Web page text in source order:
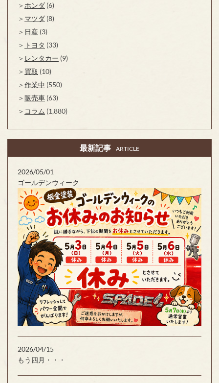
ホンダ (6)
マツダ (8)
日産 (3)
トヨタ (33)
レンタカー (9)
買取 (10)
作業中 (550)
販売車 (63)
コラム (1,880)
最新記事 ARTICLE
2026/05/01
ゴールデンウィーク
2026/04/15
もう四月・・・